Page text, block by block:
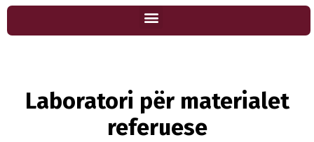
Laboratori për materialet
referuese